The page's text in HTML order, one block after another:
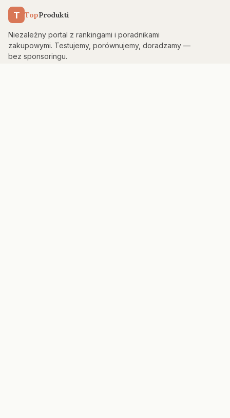
T TopProdukti
Niezależny portal z rankingami i poradnikami
zakupowymi. Testujemy, porównujemy, doradzamy —
bez sponsoringu.